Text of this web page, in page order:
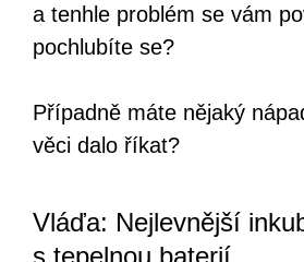
a tenhle problém se vám
pochlubíte se?
Případně máte nějaký
věci dalo říkat?
Vláďa: Nejlevnější
s tepelnou baterií